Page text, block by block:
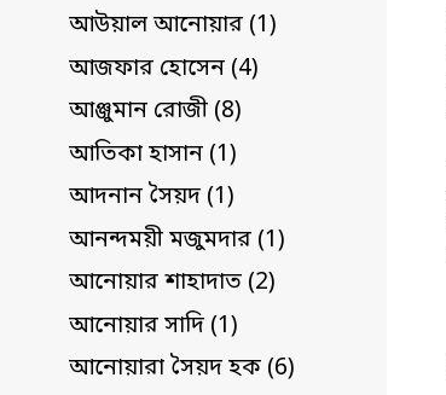
আউয়াল আনোয়ার (1)
আজফার হোসেন (4)
আঞ্জুমান রোজী (8)
আতিকা হাসান (1)
আদনান সৈয়দ (1)
আনন্দময়ী মজুমদার (1)
আনোয়ার শাহাদাত (2)
আনোয়ার সাদি (1)
আনোয়ারা সৈয়দ হক (6)